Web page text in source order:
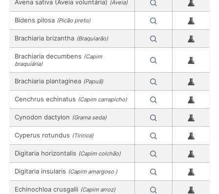
Avena sativa (Aveia voluntária) (Aveia)
Bidens pilosa (Picão preto)
Brachiaria brizantha (Braquiarão)
Brachiaria decumbens (Capim
braquiária)
Brachiaria plantaginea (Papuã)
Cenchrus echinatus (Capim carrapicho)
Cynodon dactylon (Grama seda)
Cyperus rotundus (Tiririca)
Digitaria horizontalis (Capim colchão)
Digitaria insularis (Capim amargoso )
Echinochloa crusgalli (Capim arroz)